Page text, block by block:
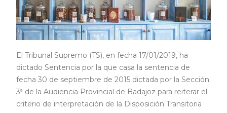
El Tribunal Supremo (TS), en fecha 17/01/2019, ha
dictado Sentencia por la que casa la sentencia de
fecha 30 de septiembre de 2015 dictada por la Sección
3ª de la Audiencia Provincial de Badajoz para reiterar el
criterio de interpretación de la Disposición Transitoria